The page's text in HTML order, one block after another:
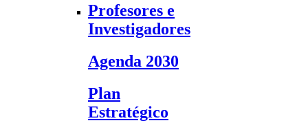
Profesores e
Investigadores
Agenda 2030
Plan
Estratégico